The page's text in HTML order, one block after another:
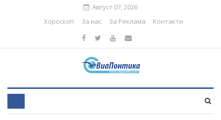
Август 07, 2026
Хороскоп
За нас За Реклама Контакти